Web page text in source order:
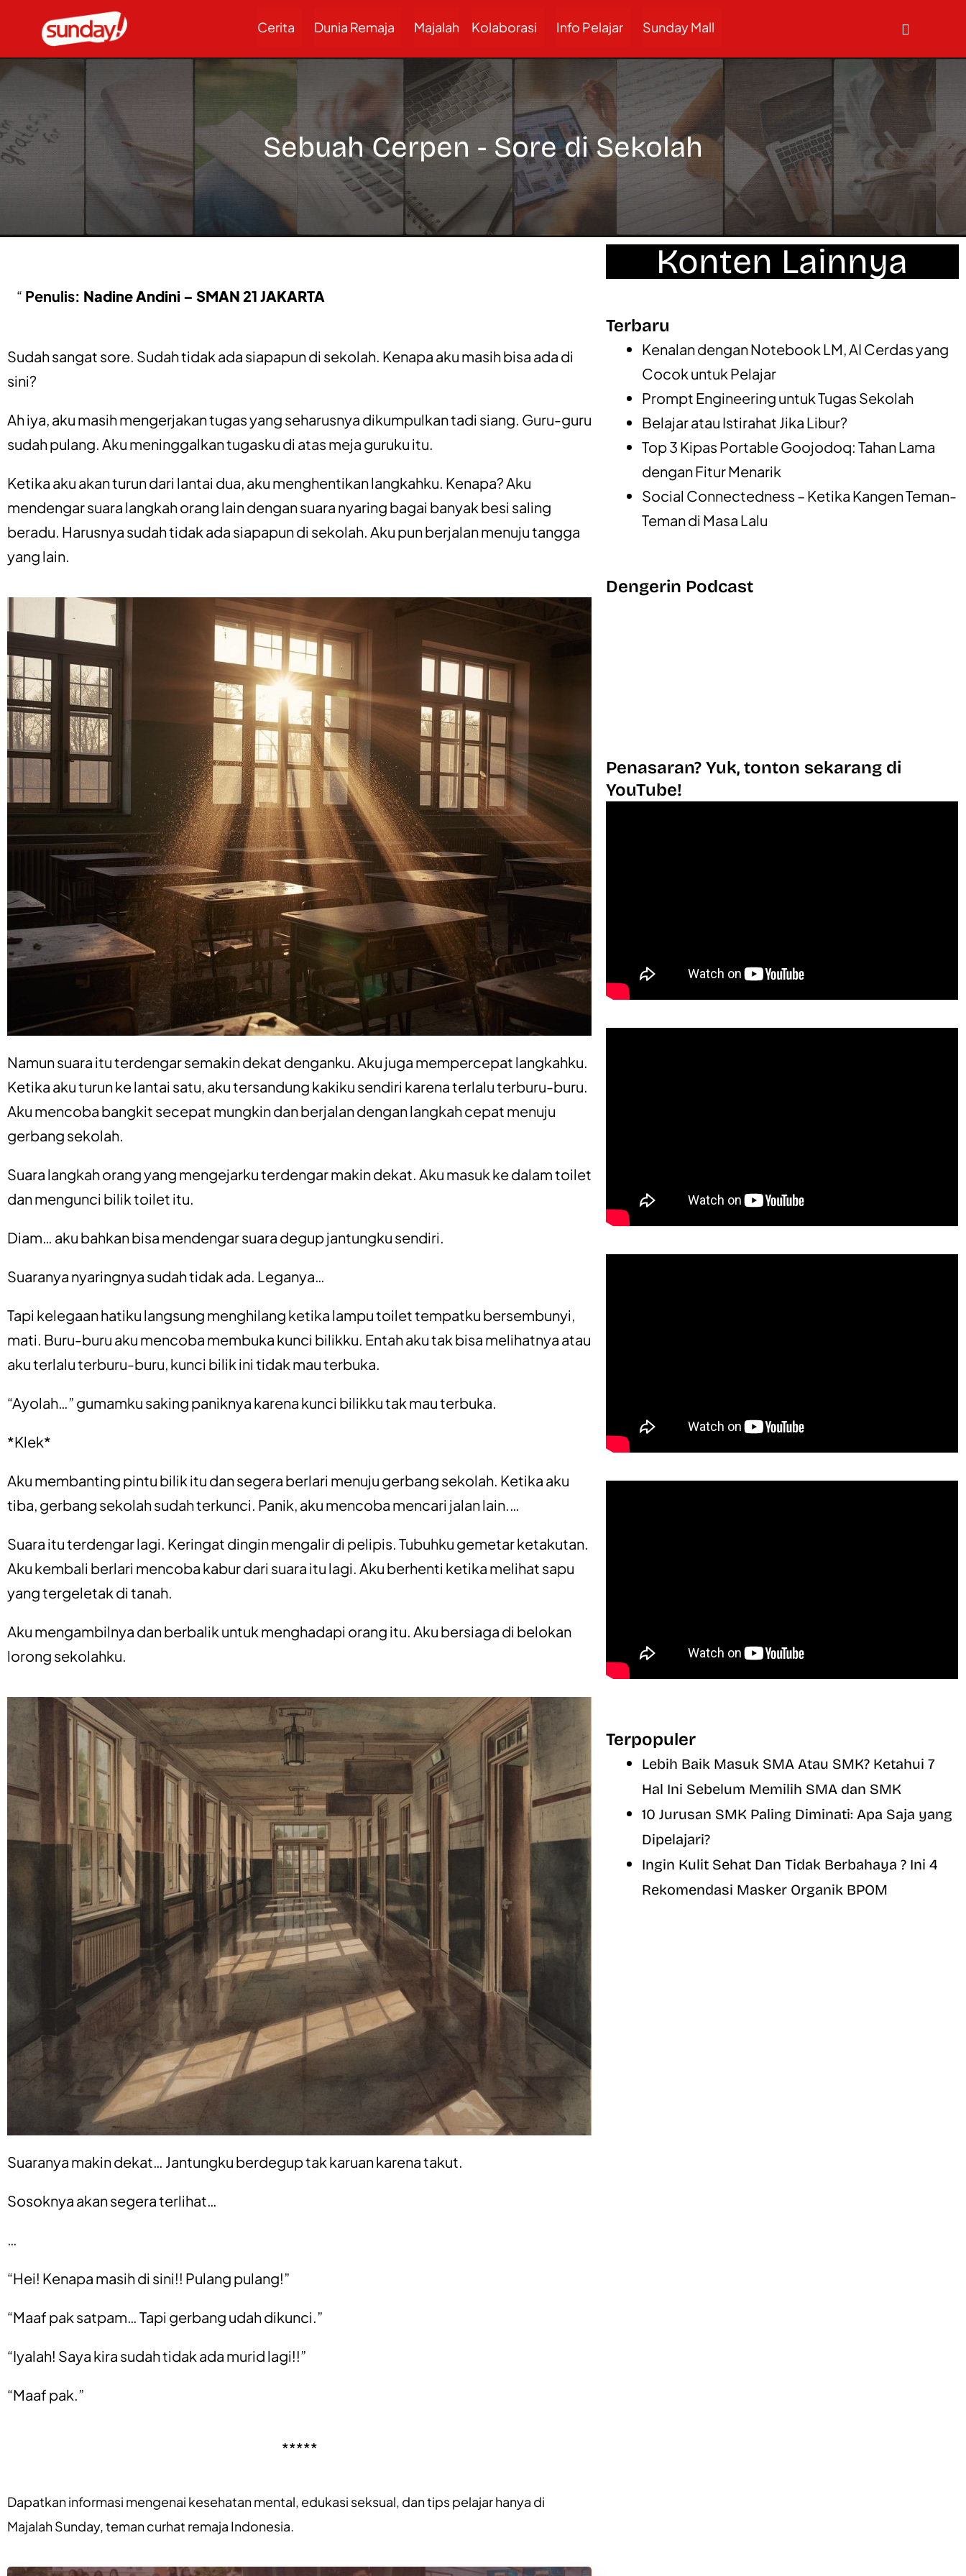
Cerita Dunia Remaja Majalah Kolaborasi Info Pelajar Sunday Mall
Sebuah Cerpen - Sore di Sekolah
Penulis: Nadine Andini – SMAN 21 JAKARTA
Sudah sangat sore. Sudah tidak ada siapapun di sekolah. Kenapa aku masih bisa ada di
sini?
Ah iya, aku masih mengerjakan tugas yang seharusnya dikumpulkan tadi siang. Guru-guru
sudah pulang. Aku meninggalkan tugasku di atas meja guruku itu.
Ketika aku akan turun dari lantai dua, aku menghentikan langkahku. Kenapa? Aku
mendengar suara langkah orang lain dengan suara nyaring bagai banyak besi saling
beradu. Harusnya sudah tidak ada siapapun di sekolah. Aku pun berjalan menuju tangga
yang lain.
Namun suara itu terdengar semakin dekat denganku. Aku juga mempercepat langkahku.
Ketika aku turun ke lantai satu, aku tersandung kakiku sendiri karena terlalu terburu-buru.
Aku mencoba bangkit secepat mungkin dan berjalan dengan langkah cepat menuju
gerbang sekolah.
Suara langkah orang yang mengejarku terdengar makin dekat. Aku masuk ke dalam toilet
dan mengunci bilik toilet itu.
Diam… aku bahkan bisa mendengar suara degup jantungku sendiri.
Suaranya nyaringnya sudah tidak ada. Leganya…
Tapi kelegaan hatiku langsung menghilang ketika lampu toilet tempatku bersembunyi,
mati. Buru-buru aku mencoba membuka kunci bilikku. Entah aku tak bisa melihatnya atau
aku terlalu terburu-buru, kunci bilik ini tidak mau terbuka.
“Ayolah…” gumamku saking paniknya karena kunci bilikku tak mau terbuka.
*Klek*
Aku membanting pintu bilik itu dan segera berlari menuju gerbang sekolah. Ketika aku
tiba, gerbang sekolah sudah terkunci. Panik, aku mencoba mencari jalan lain.…
Suara itu terdengar lagi. Keringat dingin mengalir di pelipis. Tubuhku gemetar ketakutan.
Aku kembali berlari mencoba kabur dari suara itu lagi. Aku berhenti ketika melihat sapu
yang tergeletak di tanah.
Aku mengambilnya dan berbalik untuk menghadapi orang itu. Aku bersiaga di belokan
lorong sekolahku.
Suaranya makin dekat… Jantungku berdegup tak karuan karena takut.
Sosoknya akan segera terlihat…
…
“Hei! Kenapa masih di sini!! Pulang pulang!”
“Maaf pak satpam… Tapi gerbang udah dikunci.”
“Iyalah! Saya kira sudah tidak ada murid lagi!!”
“Maaf pak.”
*****
Dapatkan informasi mengenai kesehatan mental, edukasi seksual, dantips pelajarhanya di
Majalah Sunday, teman curhat remaja Indonesia.
Konten Lainnya
Terbaru
Kenalan dengan Notebook LM, AI Cerdas yang
Cocok untuk Pelajar
Prompt Engineering untuk Tugas Sekolah
Belajar atau Istirahat Jika Libur?
Top 3 Kipas Portable Goojodoq: Tahan Lama
dengan Fitur Menarik
Social Connectedness – Ketika Kangen Teman-
Teman di Masa Lalu
Dengerin Podcast
Penasaran? Yuk, tonton sekarang di
YouTube!
Terpopuler
Lebih Baik Masuk SMA Atau SMK? Ketahui 7
Hal Ini Sebelum Memilih SMA dan SMK
10 Jurusan SMK Paling Diminati: Apa Saja yang
Dipelajari?
Ingin Kulit Sehat Dan Tidak Berbahaya ? Ini 4
Rekomendasi Masker Organik BPOM